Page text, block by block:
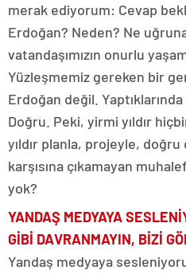
merak ediyorum: Cevap
Erdoğan? Neden? Ne
vatandaşımızın onurlu
Yüzleşmemiz gereken bir
Erdoğan değil.
Doğru. Peki, yirmi yıldır
yıldır planla, projeyle,
karşısına çıkamayan
yok?
YANDAŞ MEDYAYA
GİBİ DAVRANMAYIN, BİZİ
Yandaş medyaya